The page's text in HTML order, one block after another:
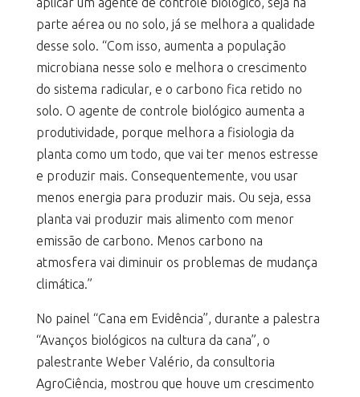
parte aérea ou no solo, já se melhora a qualidade
desse solo. “Com isso, aumenta a população
microbiana nesse solo e melhora o crescimento
do sistema radicular, e o carbono fica retido no
solo. O agente de controle biológico aumenta a
produtividade, porque melhora a fisiologia da
planta como um todo, que vai ter menos estresse
e produzir mais. Consequentemente, vou usar
menos energia para produzir mais. Ou seja, essa
planta vai produzir mais alimento com menor
emissão de carbono. Menos carbono na
atmosfera vai diminuir os problemas de mudança
climática.”
No painel “Cana em Evidência”, durante a palestra
“Avanços biológicos na cultura da cana”, o
palestrante Weber Valério, da consultoria
AgroCiência, mostrou que houve um crescimento